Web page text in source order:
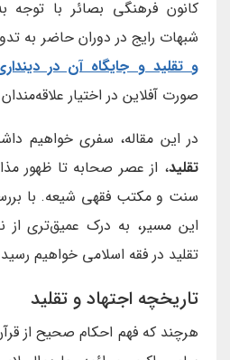
کانون فرهنگی بصائر با
شبهات رایج در دوران حاضر به
و تقلید و جایگاه آن در
صورت آفلاین در اختیار علاقه‌مندان
در این مقاله، سفری خواهیم
تقلید، از عصر صحابه تا ظهور
سنت و مکتب فقهی شیعه. با
این مسیر، به درک عمیق‌تری از
تقلید در فقه اسلامی خواهیم
تاریخچه اجتهاد و تقلید
هرچند که فهم احکام صحیح از